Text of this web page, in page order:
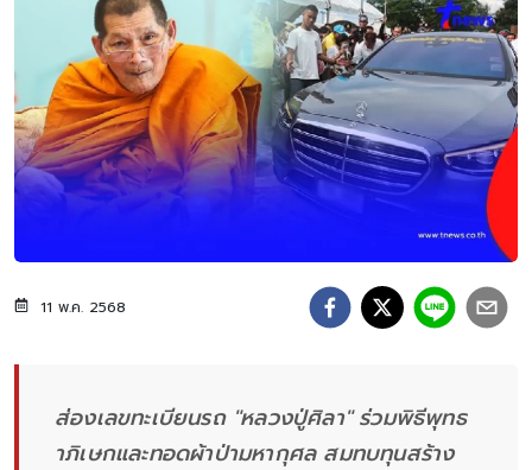
11 พ.ค. 2568
ส่องเลขทะเบียนรถ "หลวงปู่ศิลา" ร่วมพิธีพุทธ
าภิเษกและทอดผ้าป่ามหากุศล สมทบทุนสร้าง